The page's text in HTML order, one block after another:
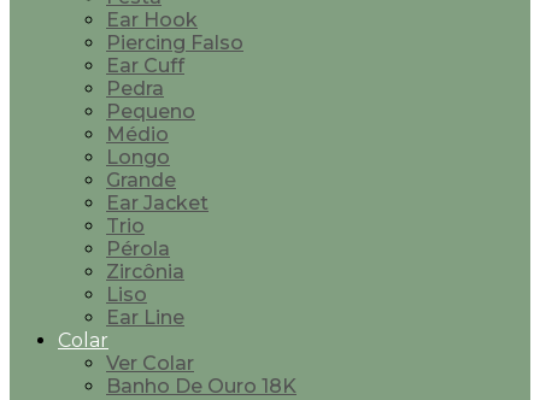
Ear Hook
Piercing Falso
Ear Cuff
Pedra
Pequeno
Médio
Longo
Grande
Ear Jacket
Trio
Pérola
Zircônia
Liso
Ear Line
Colar
Ver Colar
Banho De Ouro 18K